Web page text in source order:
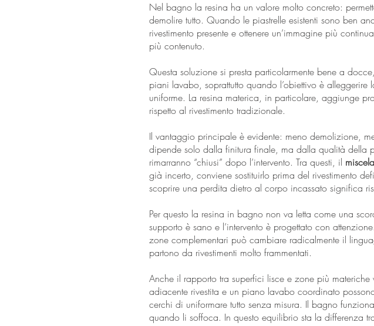
Nel bagno la resina ha un valore molto concreto:
demolire tutto. Quando le piastrelle esistenti sono ben
rivestimento presente e ottenere un’immagine più
più contenuto.
Questa soluzione si presta particolarmente bene a
piani lavabo, soprattutto quando l’obiettivo è
uniforme. La resina materica, in particolare, aggiunge
rispetto al rivestimento tradizionale.
Il vantaggio principale è evidente: meno demolizione,
dipende solo dalla finitura finale, ma dalla qualità della
rimarranno “chiusi” dopo l’intervento. Tra questi, il
già incerto, conviene sostituirlo prima del rivestimento
scoprire una perdita dietro al corpo incassato significa
Per questo la resina in bagno non va letta come una
supporto è sano e l’intervento è progettato con
zone complementari può cambiare radicalmente il
partono da rivestimenti molto frammentati.
Anche il rapporto tra superfici lisce e zone più
adiacente rivestita e un piano lavabo coordinato
cerchi di uniformare tutto senza misura. Il bagno
quando li soffoca. In questo equilibrio sta la differenza